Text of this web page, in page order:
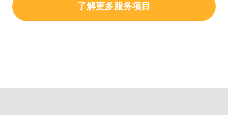
了解更多服务项目